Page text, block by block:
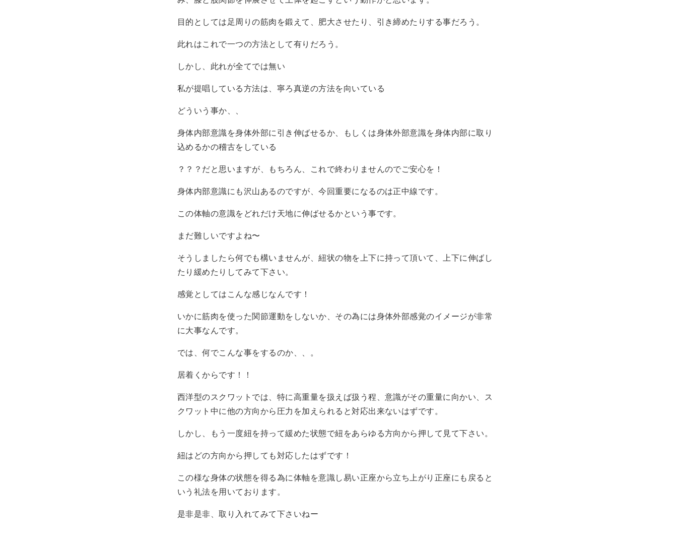
目的としては足周りの筋肉を鍛えて、肥大させたり、引き締めたりする事だろう。
此れはこれで一つの方法として有りだろう。
しかし、此れが全てでは無い
私が提唱している方法は、寧ろ真逆の方法を向いている
どういう事か、、
身体内部意識を身体外部に引き伸ばせるか、もしくは身体外部意識を身体内部に取り
込めるかの稽古をしている
？？？だと思いますが、もちろん、これで終わりませんのでご安心を！
身体内部意識にも沢山あるのですが、今回重要になるのは正中線です。
この体軸の意識をどれだけ天地に伸ばせるかという事です。
まだ難しいですよね〜
そうしましたら何でも構いませんが、紐状の物を上下に持って頂いて、上下に伸ばし
たり緩めたりしてみて下さい。
感覚としてはこんな感じなんです！
いかに筋肉を使った関節運動をしないか、その為には身体外部感覚のイメージが非常
に大事なんです。
では、何でこんな事をするのか、、。
居着くからです！！
西洋型のスクワットでは、特に高重量を扱えば扱う程、意識がその重量に向かい、ス
クワット中に他の方向から圧力を加えられると対応出来ないはずです。
しかし、もう一度紐を持って緩めた状態で紐をあらゆる方向から押して見て下さい。
紐はどの方向から押しても対応したはずです！
この様な身体の状態を得る為に体軸を意識し易い正座から立ち上がり正座にも戻ると
いう礼法を用いております。
是非是非、取り入れてみて下さいねー